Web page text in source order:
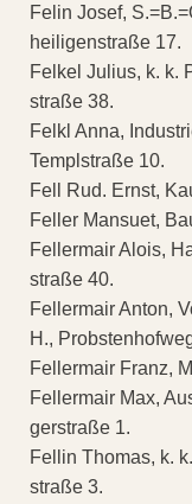
Felin Josef,
heiligenstraße 17.
Felkel Julius, k. k.
straße 38.
Felkl Anna,
Templstraße 10.
Fell Rud. Ernst,
Feller Mansuet,
Fellermair Alois,
straße 40.
Fellermair Anton,
H.,
Fellermair Franz,
Fellermair Max,
gerstraße 1.
Fellin Thomas, k.
straße 3.